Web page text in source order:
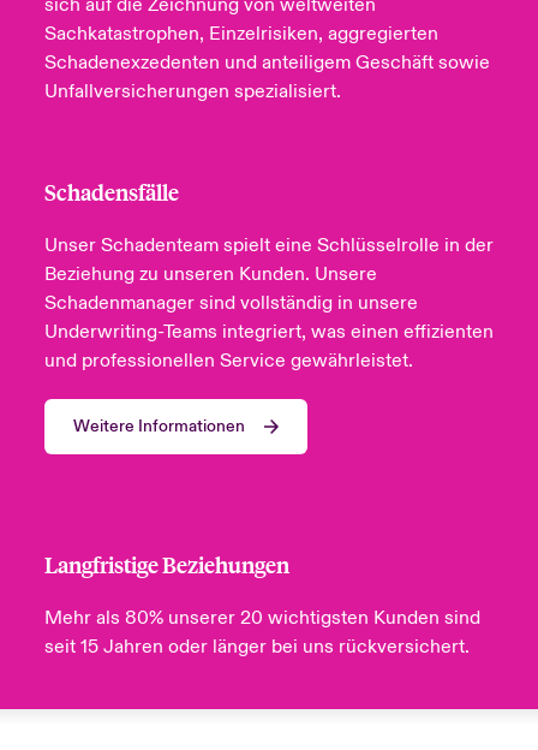
Sachkatastrophen, Einzelrisiken, aggregierten
Schadenexzedenten und anteiligem Geschäft sowie
Unfallversicherungen spezialisiert.
Schadensfälle
Unser Schadenteam spielt eine Schlüsselrolle in der
Beziehung zu unseren Kunden. Unsere
Schadenmanager sind vollständig in unsere
Underwriting-Teams integriert, was einen effizienten
und professionellen Service gewährleistet.
Weitere Informationen
Langfristige Beziehungen
Mehr als 80% unserer 20 wichtigsten Kunden sind
seit 15 Jahren oder länger bei uns rückversichert.